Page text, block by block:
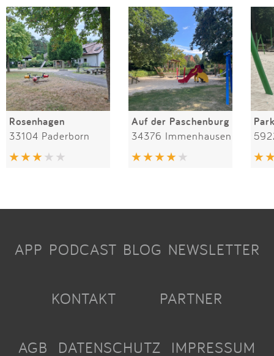
Rosenhagen
33104 Paderborn
Auf der Paschenburg
34376 Immenhausen
APP PODCAST BLOG NEWSLETTER
KONTAKT PARTNER
AGB DATENSCHUTZ IMPRESSUM